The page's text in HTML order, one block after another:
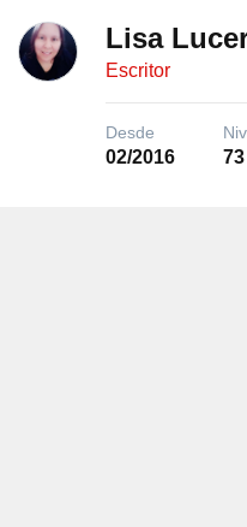
Lisa
Escritor
Desde
02/2016 73